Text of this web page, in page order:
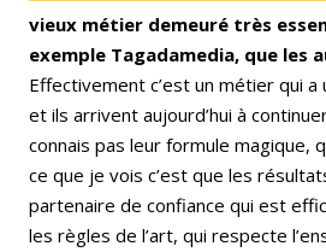
vieux métier demeuré très
exemple Tagadamedia, que les
Effectivement c’est un métier qui
et ils arrivent aujourd’hui à
connais pas leur formule magique,
ce que je vois c’est que les
partenaire de confiance qui est
les règles de l’art, qui respecte